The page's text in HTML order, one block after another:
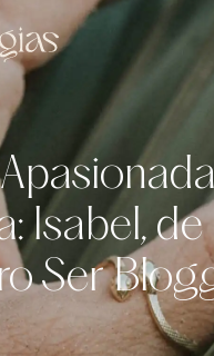
Isabel,
Ser